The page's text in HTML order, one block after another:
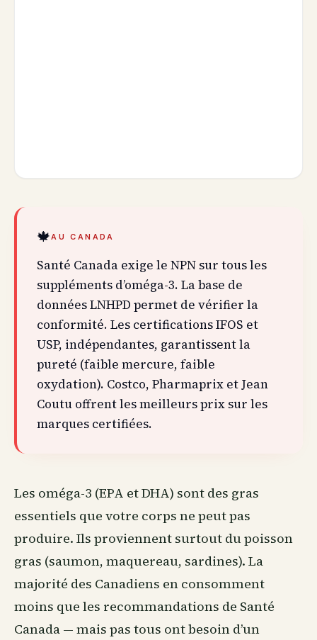
🍁AU CANADA
Santé Canada exige le NPN sur tous les
suppléments d’oméga-3. La base de
données LNHPD permet de vérifier la
conformité. Les certifications IFOS et
USP, indépendantes, garantissent la
pureté (faible mercure, faible
oxydation). Costco, Pharmaprix et Jean
Coutu offrent les meilleurs prix sur les
marques certifiées.
Les oméga-3 (EPA et DHA) sont des gras
essentiels que votre corps ne peut pas
produire. Ils proviennent surtout du poisson
gras (saumon, maquereau, sardines). La
majorité des Canadiens en consomment
moins que les recommandations de Santé
Canada — mais pas tous ont besoin d’un